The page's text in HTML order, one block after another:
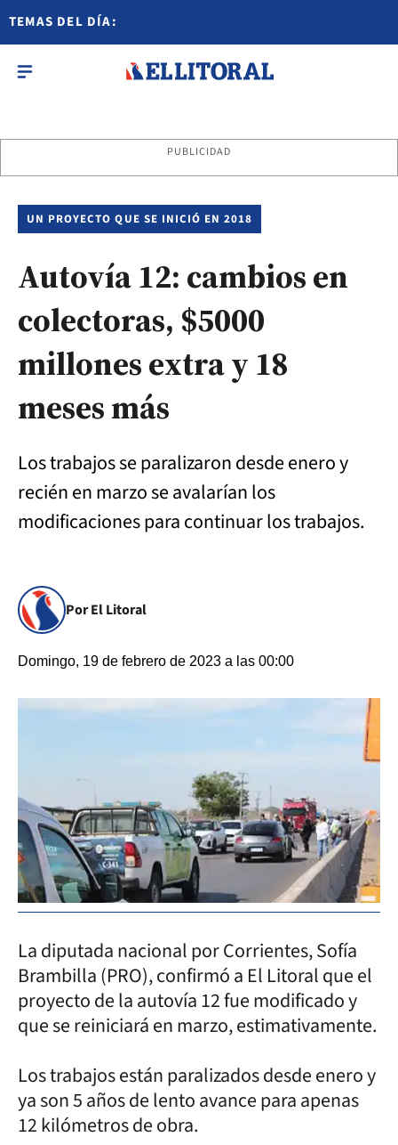
TEMAS DEL DÍA:
PUBLICIDAD
UN PROYECTO QUE SE INICIÓ EN 2018
Autovía 12: cambios en
colectoras, $5000
millones extra y 18
meses más
Los trabajos se paralizaron desde enero y
recién en marzo se avalarían los
modificaciones para continuar los trabajos.
Por El Litoral
Domingo, 19 de febrero de 2023 a las 00:00
La diputada nacional por Corrientes, Sofía
Brambilla (PRO), confirmó a El Litoral que el
proyecto de la autovía 12 fue modificado y
que se reiniciará en marzo, estimativamente.
Los trabajos están paralizados desde enero y
ya son 5 años de lento avance para apenas
12 kilómetros de obra.